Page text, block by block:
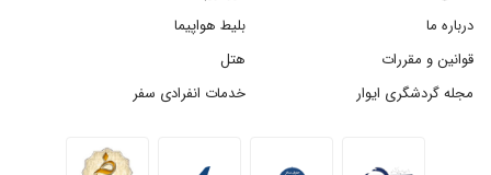
درباره ما
قوانین و مقررات
مجله گردشگری ایوار
بلیط هواپیما
هتل
خدمات انفرادی سفر